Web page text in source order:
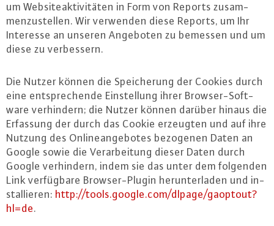
um Web­siteak­ti­vi­tä­ten in Form von Reports zu­sam­
men­zu­stel­len. Wir verwenden diese Reports, um Ihr
Interesse an unseren Angeboten zu bemessen und um
diese zu ver­bes­sern.
Die Nutzer können die Spei­che­rung der Cookies durch
eine ent­spre­chen­de Ein­stel­lung ihrer Brow­ser-Soft­
ware ver­hin­dern; die Nutzer können darüber hinaus die
Erfassung der durch das Cookie erzeugten und auf ihre
Nutzung des On­line­an­ge­bo­tes bezogenen Daten an
Google sowie die Ver­ar­bei­tung dieser Daten durch
Google ver­hin­dern, indem sie das unter dem folgenden
Link ver­füg­ba­re Brow­ser-Plu­gin her­un­ter­la­den und in­
stal­lie­ren: http://​tools.​google.​com/​dlpage/​gaoptout?​
hl=de.